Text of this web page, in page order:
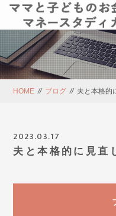
HOME // ブログ // 夫と本格的
2023.03.17
夫と本格的に見直